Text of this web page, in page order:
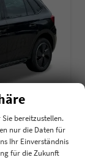
Sie bereitzustellen.
nur die Daten für
Ihr Einverständnis
für die Zukunft